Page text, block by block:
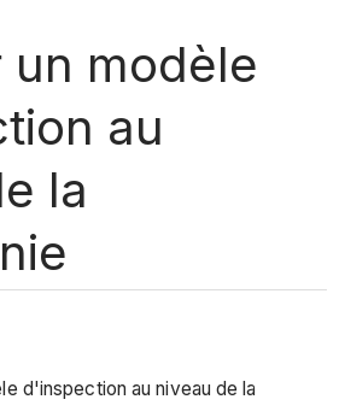
modèle
au
la
d'inspection au niveau de la